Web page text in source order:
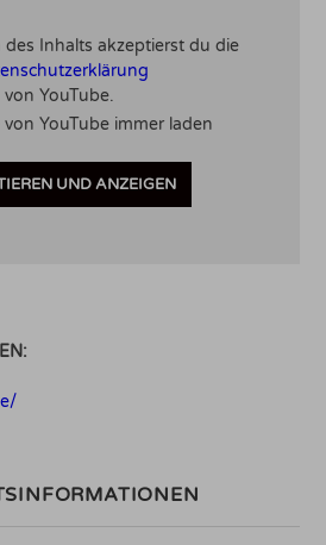
Inhalts akzeptierst du die
von YouTube.
von YouTube immer laden
UND ANZEIGEN